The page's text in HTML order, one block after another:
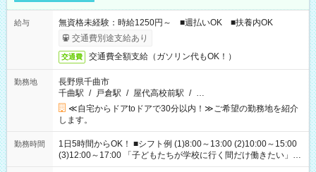
給与
無資格未経験：時給1250円～ ■週払いOK ■扶養内OK
交通費別途支給あり
交通費 交通費全額支給（ガソリン代もOK！）
勤務地
長野県千曲市
千曲駅 / 戸倉駅 / 屋代高校前駅 / …
≪自宅からドアtoドアで30分以内！≫ご希望の勤務地を紹介
します。
勤務時間
1日5時間からOK！ ■シフト例 (1)8:00～13:00 (2)10:00～15:00
(3)12:00～17:00 「子どもたちが学校に行く間だけ働きたい」
「余裕を持って夕飯の準備がしたい」 「午前中は働いて、午後